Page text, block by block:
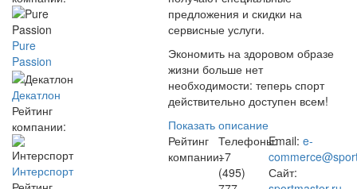
Pure
Passion
Декатлон
Рейтинг
компании:
Интерспорт
предложения и скидки на
сервисные услуги.
Экономить на здоровом образе
жизни больше нет
необходимости: теперь спорт
действительно доступен всем!
Показать описание
Рейтинг
компании:
Телефоны:
+7
(495)
Email: e-
Сайт: